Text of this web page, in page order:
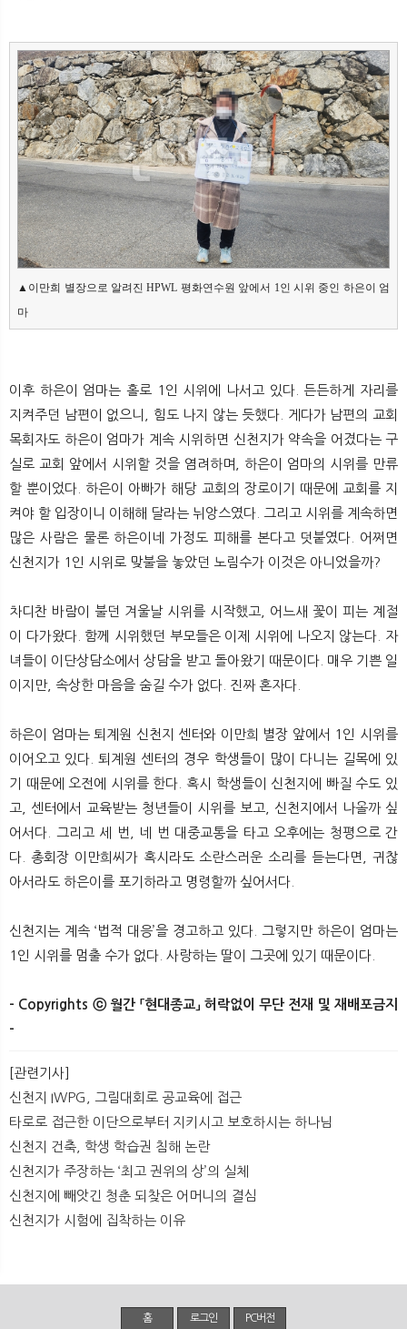
▲이만희 별장으로 알려진 HPWL 평화연수원 앞에서 1인 시위 중인 하은이 엄
마
이후 하은이 엄마는 홀로 1인 시위에 나서고 있다. 든든하게 자리를
지켜주던 남편이 없으니, 힘도 나지 않는 듯했다. 게다가 남편의 교회
목회자도 하은이 엄마가 계속 시위하면 신천지가 약속을 어겼다는 구
실로 교회 앞에서 시위할 것을 염려하며, 하은이 엄마의 시위를 만류
할 뿐이었다. 하은이 아빠가 해당 교회의 장로이기 때문에 교회를 지
켜야 할 입장이니 이해해 달라는 뉘앙스였다. 그리고 시위를 계속하면
많은 사람은 물론 하은이네 가정도 피해를 본다고 덧붙였다. 어쩌면
신천지가 1인 시위로 맞불을 놓았던 노림수가 이것은 아니었을까?
차디찬 바람이 불던 겨울날 시위를 시작했고, 어느새 꽃이 피는 계절
이 다가왔다. 함께 시위했던 부모들은 이제 시위에 나오지 않는다. 자
녀들이 이단상담소에서 상담을 받고 돌아왔기 때문이다. 매우 기쁜 일
이지만, 속상한 마음을 숨길 수가 없다. 진짜 혼자다.
하은이 엄마는 퇴계원 신천지 센터와 이만희 별장 앞에서 1인 시위를
이어오고 있다. 퇴계원 센터의 경우 학생들이 많이 다니는 길목에 있
기 때문에 오전에 시위를 한다. 혹시 학생들이 신천지에 빠질 수도 있
고, 센터에서 교육받는 청년들이 시위를 보고, 신천지에서 나올까 싶
어서다. 그리고 세 번, 네 번 대중교통을 타고 오후에는 청평으로 간
다. 총회장 이만희씨가 혹시라도 소란스러운 소리를 듣는다면, 귀찮
아서라도 하은이를 포기하라고 명령할까 싶어서다.
신천지는 계속 ‘법적 대응’을 경고하고 있다. 그렇지만 하은이 엄마는
1인 시위를 멈출 수가 없다. 사랑하는 딸이 그곳에 있기 때문이다.
- Copyrights ⓒ 월간 「현대종교」 허락없이 무단 전재 및 재배포금지
-​ ​
[관련기사]
신천지 IWPG, 그림대회로 공교육에 접근
타로로 접근한 이단으로부터 지키시고 보호하시는 하나님
신천지 건축, 학생 학습권 침해 논란
신천지가 주장하는 ‘최고 권위의 상’의 실체
신천지에 빼앗긴 청춘 되찾은 어머니의 결심
신천지가 시험에 집착하는 이유
홈 로그인 PC버전